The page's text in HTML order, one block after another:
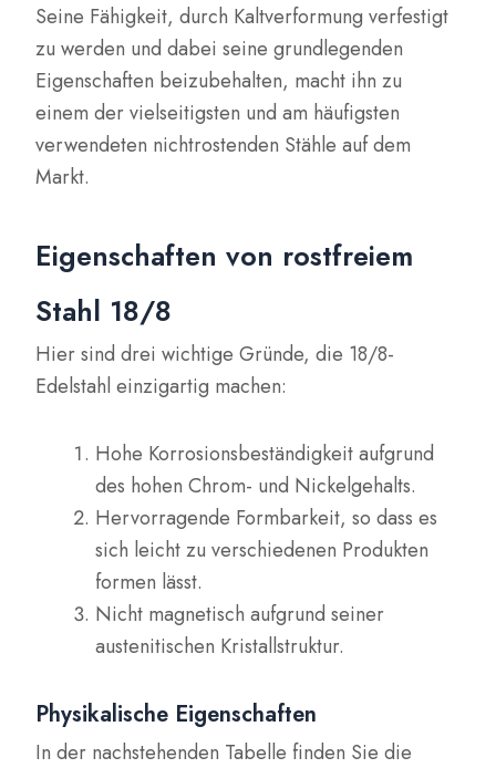
Seine Fähigkeit, durch Kaltverformung verfestigt
zu werden und dabei seine grundlegenden
Eigenschaften beizubehalten, macht ihn zu
einem der vielseitigsten und am häufigsten
verwendeten nichtrostenden Stähle auf dem
Markt.
Eigenschaften von rostfreiem
Stahl 18/8
Hier sind drei wichtige Gründe, die 18/8-
Edelstahl einzigartig machen:
Hohe Korrosionsbeständigkeit aufgrund
des hohen Chrom- und Nickelgehalts.
Hervorragende Formbarkeit, so dass es
sich leicht zu verschiedenen Produkten
formen lässt.
Nicht magnetisch aufgrund seiner
austenitischen Kristallstruktur.
Physikalische Eigenschaften
In der nachstehenden Tabelle finden Sie die